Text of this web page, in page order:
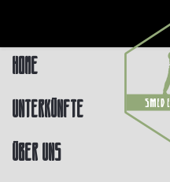
Home
Unterkünfte
Über uns